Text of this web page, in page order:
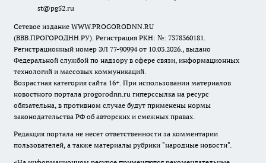
st@pg52.ru
Сетевое издание WWW.PROGORODNN.RU
(ВВВ.ПРОГОРОДНН.РУ). Регистрация РКН: №: 7378360181.
Регистрационный номер ЭЛ 77-90994 от 10.03.2026., выдано
Федеральной службой по надзору в сфере связи, информационных
технологий и массовых коммуникаций.
Возрастная категория сайта 16+. При использовании материалов
новостного портала progorodnn.ru гиперссылка на ресурс
обязательна, в противном случае будут применены нормы
законодательства РФ об авторских и смежных правах.
Редакция портала не несет ответственности за комментарии
пользователей, а также материалы рубрики "народные новости".